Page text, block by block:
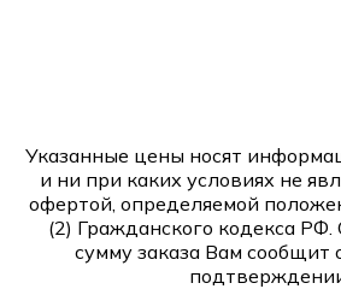
Указанные цены носят
и ни при каких условиях не
офертой, определяемой
(2) Гражданского кодекса
сумму заказа Вам сообщит